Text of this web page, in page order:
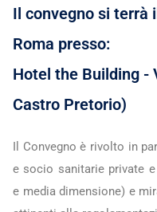
Il convegno si terrà
Roma presso:
Hotel the Building -
Castro Pretorio)
Il Convegno è rivolto in
e socio sanitarie private
e media dimensione) e